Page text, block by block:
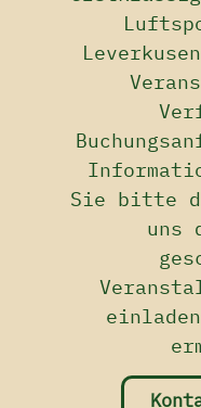
Sie bitte
uns